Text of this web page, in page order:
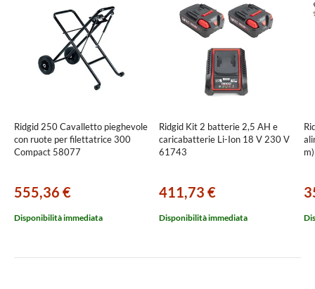
Ridgid 250 Cavalletto pieghevole
con ruote per filettatrice 300
Compact 58077
555,36 €
Disponibilità immediata
Ridgid Kit 2 batterie 2,5 AH e
caricabatterie Li-Ion 18 V 230 V
61743
411,73 €
Disponibilità immediata